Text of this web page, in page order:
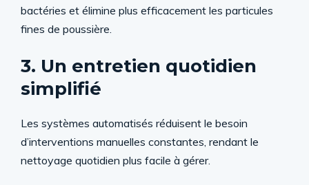
bactéries et élimine plus efficacement les particules
fines de poussière.
3. Un entretien quotidien
simplifié
Les systèmes automatisés réduisent le besoin
d’interventions manuelles constantes, rendant le
nettoyage quotidien plus facile à gérer.